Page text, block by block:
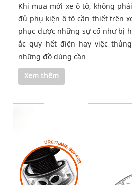
Khi mua mới xe ô tô, không
đủ phụ kiện ô tô cần thiết trên
phục được những sự cố như bị
ắc quy hết điện hay việc
những đồ dùng cần
Xem thêm